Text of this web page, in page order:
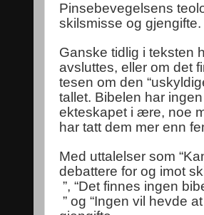
Pinsebevegelsens
skilsmisse og
Ganske tidlig i teksten
avsluttes, eller om det
tesen om den
tallet. Bibelen har
ekteskapet i ære, noe
har tatt dem mer enn
Med uttalelser som
debattere for og imot
”, “​Det finnes ingen
” og “​Ingen vil hevde